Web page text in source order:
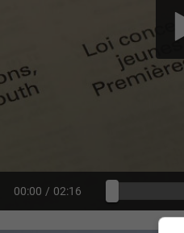
00:00 / 02:16